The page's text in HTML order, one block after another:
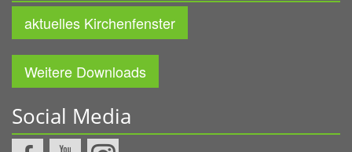
aktuelles Kirchenfenster
Weitere Downloads
Social Media